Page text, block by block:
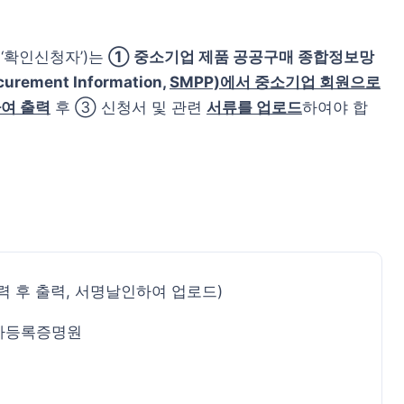
인신청자’)는 ① 중소기업 제품 공공구매 종합정보망
Information, SMPP)에서 중소기업 회원으로
출력 후 ③ 신청서 및 관련 서류를 업로드하여야 합
출력, 서명날인하여 업로드)
록증명원